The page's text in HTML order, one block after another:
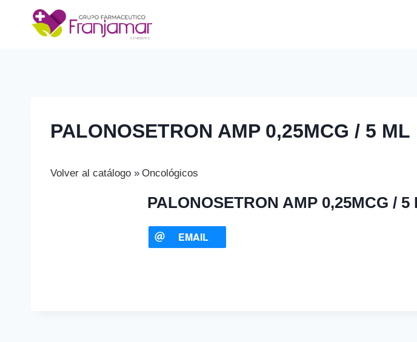
contenido
PALONOSETRON AMP 0,25MCG / 5 ML
Volver al catálogo Oncológicos
PALONOSETRON AMP 0,25MCG / 5
EMAIL